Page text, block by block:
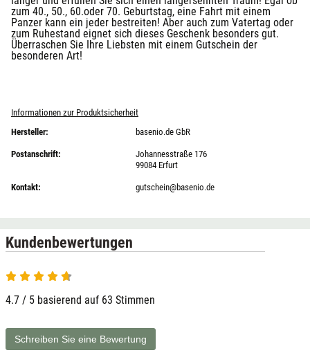
zum 40., 50., 60.oder 70. Geburtstag, eine Fahrt mit einem
Panzer kann ein jeder bestreiten! Aber auch zum Vatertag oder
zum Ruhestand eignet sich dieses Geschenk besonders gut.
Überraschen Sie Ihre Liebsten mit einem Gutschein der
besonderen Art!
Informationen zur Produktsicherheit
Hersteller:
basenio.de GbR
Postanschrift:
Johannesstraße 176
99084 Erfurt
Kontakt: gutschein@basenio.de
Kundenbewertungen
4.7 / 5 basierend auf 63 Stimmen
Schreiben Sie eine Bewertung